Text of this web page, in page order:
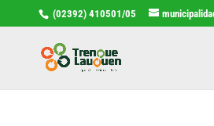
(02392) 410501/05